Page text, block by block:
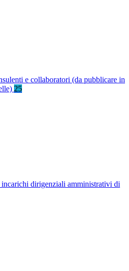
e collaboratori (da pubblicare in
25
dirigenziali amministrativi di